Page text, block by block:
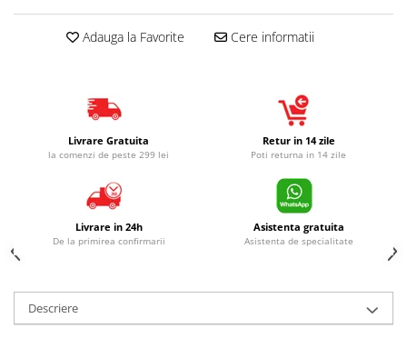
Adauga la Favorite Cere informatii
Livrare Gratuita
la comenzi de peste 299 lei
Retur in 14 zile
Poti returna in 14 zile
Livrare in 24h
De la primirea confirmarii
Asistenta gratuita
Asistenta de specialitate
Descriere